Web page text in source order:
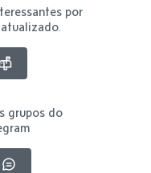
por
grupos do